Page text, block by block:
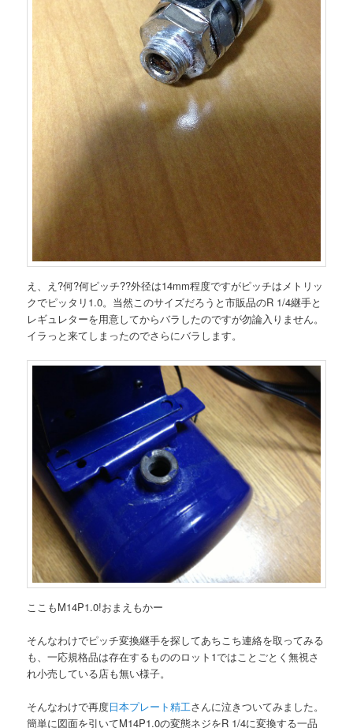
え、え?何?何ピッチ??外径は14mm程度ですがピッチはメトリッ
クでピッタリ1.0。当然このサイズだろうと市販品のR 1/4継手と
レギュレターを用意してからバラしたのですが勿論入りません。
イラっと来てしまったのでさらにバラします。
ここもM14P1.0!おまえもかー
そんなわけでピッチ変換継手を探してあちこち連絡を取ってみる
も、一応規格品は存在するもののロット1ではことごとく無視さ
れ小売している店も無い様子。
そんなわけで再度日本プレート精工さんに泣きついてみました。
簡単に図面を引いてM14P1.0の変態ネジをR 1/4に変換する一品